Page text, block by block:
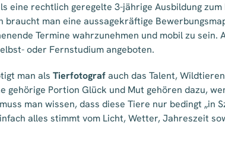
eine rechtlich geregelte 3-jährige Ausbildung zum
man eine aussagekräftige
Termine wahrzunehmen und mobil zu
oder Fernstudium angeboten.
man als Tierfotografauch das Talent,
gehörige Portion Glück und Mut gehören dazu,
man wissen, dass diese Tiere nur bedingt „in
alles stimmt vom Licht, Wetter, Jahreszeit